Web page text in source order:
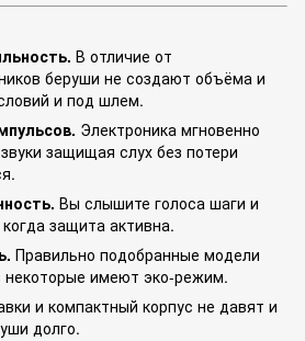
В отличие от
беруши не создают объёма и
и под шлем.
Электроника мгновенно
защищая слух без потери
Вы слышите голоса шаги и
защита активна.
Правильно подобранные модели
некоторые имеют эко-режим.
и компактный корпус не давят и
долго.